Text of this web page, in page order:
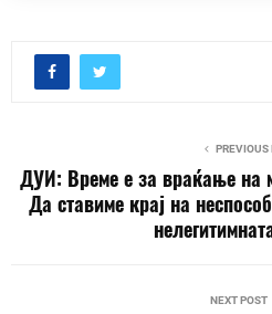
PREVIOUS
ДУИ: Време е за враќање на
Да ставиме крај на
NEXT POST